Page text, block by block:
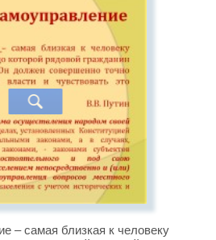
– самая близкая к человеку